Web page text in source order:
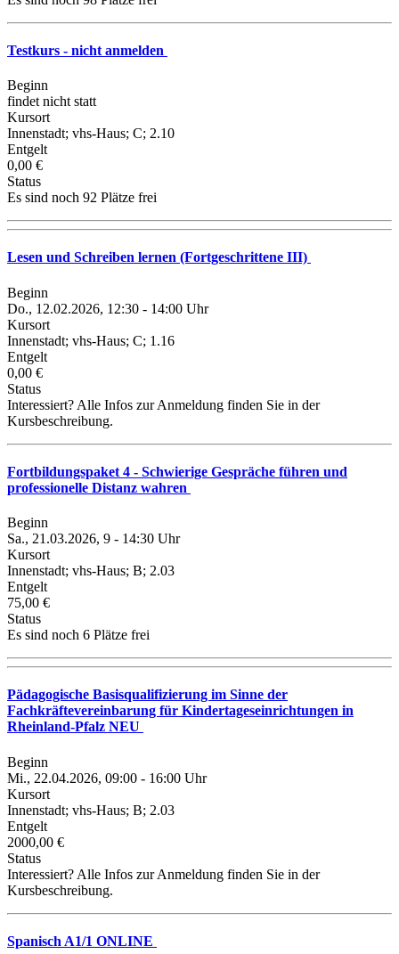
Testkurs - nicht anmelden
Beginn
findet nicht statt
Kursort
Innenstadt; vhs-Haus; C; 2.10
Entgelt
0,00 €
Status
Es sind noch 92 Plätze frei
Lesen und Schreiben lernen (Fortgeschrittene III)
Beginn
Do., 12.02.2026, 12:30 - 14:00 Uhr
Kursort
Innenstadt; vhs-Haus; C; 1.16
Entgelt
0,00 €
Status
Interessiert? Alle Infos zur Anmeldung finden Sie in der
Kursbeschreibung.
Fortbildungspaket 4 - Schwierige Gespräche führen und
professionelle Distanz wahren
Beginn
Sa., 21.03.2026, 9 - 14:30 Uhr
Kursort
Innenstadt; vhs-Haus; B; 2.03
Entgelt
75,00 €
Status
Es sind noch 6 Plätze frei
Pädagogische Basisqualifizierung im Sinne der
Fachkräftevereinbarung für Kindertageseinrichtungen in
Rheinland-Pfalz NEU
Beginn
Mi., 22.04.2026, 09:00 - 16:00 Uhr
Kursort
Innenstadt; vhs-Haus; B; 2.03
Entgelt
2000,00 €
Status
Interessiert? Alle Infos zur Anmeldung finden Sie in der
Kursbeschreibung.
Spanisch A1/1 ONLINE